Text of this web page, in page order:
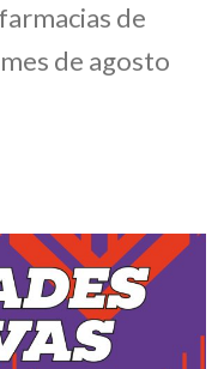
de
de agosto